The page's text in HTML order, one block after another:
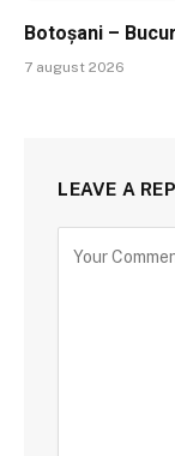
Botoșani –
7 august 2026
LEAVE A